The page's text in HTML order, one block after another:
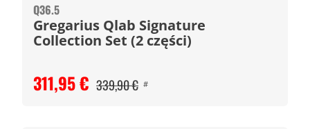
Q36.5
Gregarius Qlab Signature
Collection Set (2 części)
311,95 € 339,90 € #